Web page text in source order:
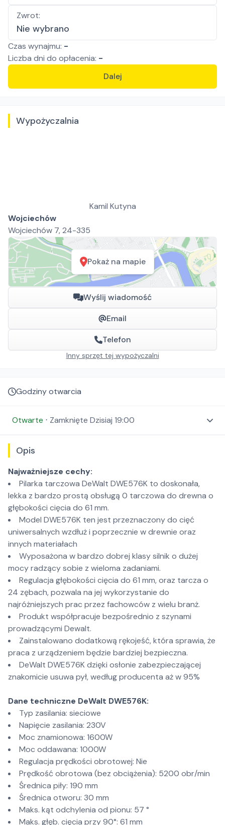
Zwrot:
Nie wybrano
Czas wynajmu: -
Liczba dni do opłacenia: -
Dalej
Wypożyczalnia
Kamil Kutyna
Wojciechów
Wojciechów 7, 24-335
Pokaż na mapie
Wyślij wiadomość
Email
Telefon
Inny sprzęt tej wypożyczalni
Godziny otwarcia
Otwarte ⋅ Zamknięte Dzisiaj 19:00
Opis
Najważniejsze cechy:
Pilarka tarczowa DeWalt DWE576K to doskonała,
lekka z bardzo prostą obsługą 0 tarczowa do drewna o
głębokości cięcia do 61 mm.
Model DWE576K ten jest przeznaczony do cięć
uniwersalnych wzdłuż i poprzecznie w drewnie oraz
innych materiałach
Wyposażona w bardzo dobrej klasy silnik o dużej
mocy radzący sobie z wieloma zadaniami.
Regulacja głębokości cięcia do 61 mm, oraz tarcza o
24 zębach, pozwala na jej wykorzystanie do
najróżniejszych prac przez fachowców z wielu branż.
Produkt współpracuje bezpośrednio z szynami
prowadzącymi Dewalt.
Zainstalowano dodatkową rękojeść, która sprawia, że
praca z urządzeniem będzie bardziej bezpieczna.
DeWalt DWE576K dzięki osłonie zabezpieczającej
znakomicie usuwa pył, według producenta aż w 95%
Dane techniczne DeWalt DWE576K:
Typ zasilania: sieciowe
Napięcie zasilania: 230V
Moc znamionowa: 1600W
Moc oddawana: 1000W
Regulacja prędkości obrotowej: Nie
Prędkość obrotowa (bez obciążenia): 5200 obr/min
Średnica piły: 190 mm
Średnica otworu: 30 mm
Maks. kąt odchylenia od pionu: 57 °
Maks. głęb. cięcia przy 90°: 61 mm